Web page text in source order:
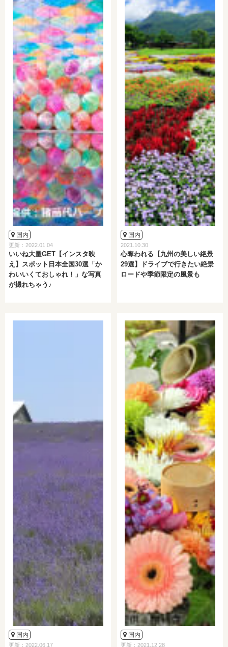
国内
更新：2022.01.04
いいね大量GET【インスタ映
え】スポット日本全国30選「か
わいいくておしゃれ！」な写真
が撮れちゃう♪
国内
2021.10.30
心奪われる【九州の美しい絶景
29選】ドライブで行きたい絶景
ロードや季節限定の風景も
国内
更新：2022.06.17
国内
更新：2021.12.28